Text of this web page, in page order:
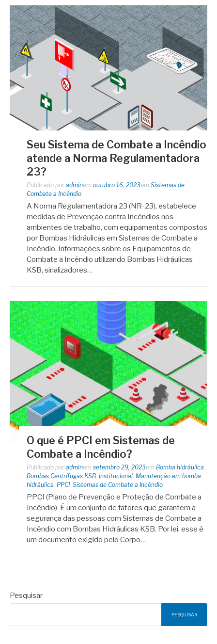
Seu Sistema de Combate a Incêndio
atende a Norma Regulamentadora
23?
Publicado por adminem outubro 16, 2023em Sistemas de
Combate a Incêndio
A Norma Regulamentadora 23 (NR-23), estabelece
medidas de Prevenção contra Incêndios nos
ambientes de trabalho, com equipamentos compostos
por Bombas Hidráulicas em Sistemas de Combate a
Incêndio. Informações sobre os Equipamentos de
Combate a Incêndio utilizando Bombas Hidráulicas
KSB, sinalizadores…
O que é PPCI em Sistemas de
Combate a Incêndio?
Publicado por adminem setembro 29, 2023em Bomba hidráulica
Bombas Centrífugas KSB Institucional Manutenção em bomba
hidráulica PPCI Sistemas de Combate a Incêndio
PPCI (Plano de Prevenção e Proteção de Combate a
Incêndio) É um conjunto de fatores que garantem a
segurança das pessoas com Sistemas de Combate a
Incêndio com Bombas Hidráulicas KSB. Por lei, esse é
um documento exigido pelo Corpo…
Pesquisar
PESQUISAR